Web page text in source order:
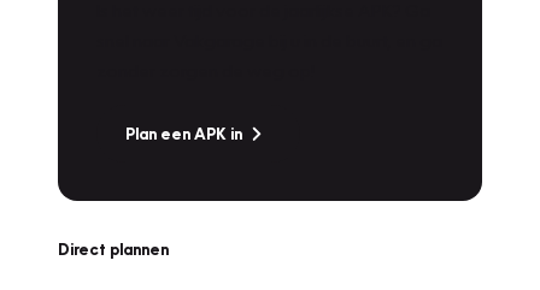
Plan een APK in
Direct plannen